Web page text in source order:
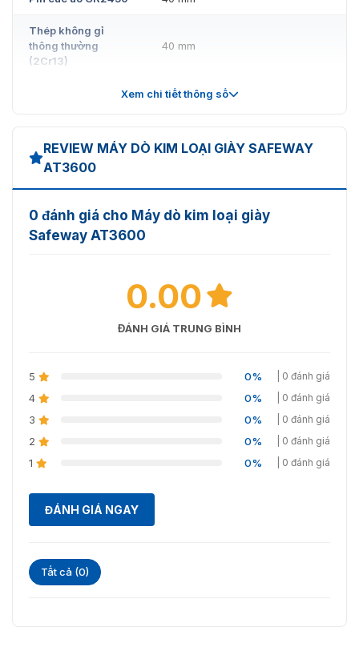
Thép không gỉ
thông thường
(2Cr13)
40 mm
40mm
Bật lửa 25 mm
Pin lithium có thể sạc lại tích hợp
Công suất tiêu thụ
- 15°C ~ +55°C
Trọng lượng
Xem chi tiết thông số
REVIEW MÁY DÒ KIM LOẠI GIÀY SAFEWAY
AT3600
0 đánh giá cho Máy dò kim loại giày
Safeway AT3600
0.00
ĐÁNH GIÁ TRUNG BÌNH
5 0% | 0 đánh giá
4 0% | 0 đánh giá
3 0% | 0 đánh giá
2 0% | 0 đánh giá
1 0% | 0 đánh giá
ĐÁNH GIÁ NGAY
Tất cả (0)